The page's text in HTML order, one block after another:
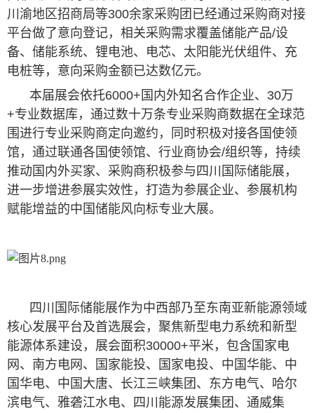
川渝地区招商局等300余家采购团已经通过采购商对接
平台做了意向登记，相关采购需求覆盖储能产品/设
备、储能系统、锂电池、电芯、太阳能光伏组件、充
电桩等，意向采购金额已达数亿元。
本届展会依托6000+国内外知名合作企业、30万
+专业数据库，通过数十万条专业采购商数据在全球范
围进行专业采购商定向邀约，同时积极对接各国使领
馆，通过联通各国使领馆、行业商协会/组织等，持续
推动国内外买家、采购商积极参与四川国际储能展，
进一步增进参展实效性，打造为参展企业、参展机构
赋能增益的中国储能风向标专业大展。
四川国际储能展作为中西部乃至东南亚新能源领域
核心发展平台及首选展会，聚焦新型电力系统和新型
能源体系建设，展会面积30000+平米，包含国家电
网、南方电网、国家能投、国家电投、中国华能、中
国华电、中国大唐、长江三峡集团、东方电气、哈尔
滨电气、雅砻江水电、四川能源发展集团、通威集